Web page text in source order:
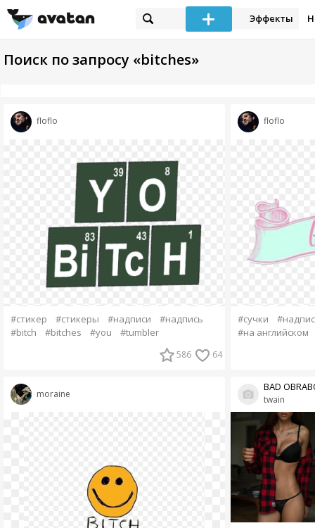
Эффекты
Поиск по запросу «bitches»
floflo
#стикер #стикеры #надписи
#надпись
#bitch
#bitches #you #tumbler
586 64
moraine
floflo
#сучки
#на английском
twain
BAD